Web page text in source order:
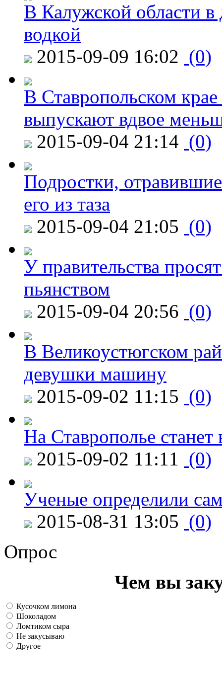
В Калужской области в
водкой
2015-09-09 16:02 (0)
В Ставропольском
выпускают вдвое
2015-09-04 21:14 (0)
Подростки,
его из таза
2015-09-04 21:05 (0)
У правительства
пьянством
2015-09-04 20:56 (0)
В Великоустюгском
девушки машину
2015-09-02 11:15 (0)
На Ставрополье
2015-09-02 11:11 (0)
Ученые определили
2015-08-31 13:05 (0)
Опрос
Чем вы
Кусочком лимона
Шоколадом
Ломтиком сыра
Не закусываю
Другое